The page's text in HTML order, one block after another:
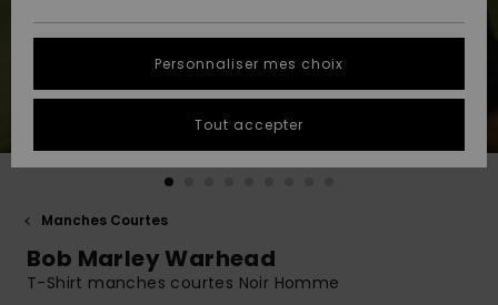
A
Découvrir
A
Découvrir
tailles
conversation
obtenir la
plus rapide
à votre
QUIKSILVER
Manches Courtes
Bob Marley Warhead
T-Shirt manches courtes Noir Homme
Personnaliser mes choix
Tout accepter